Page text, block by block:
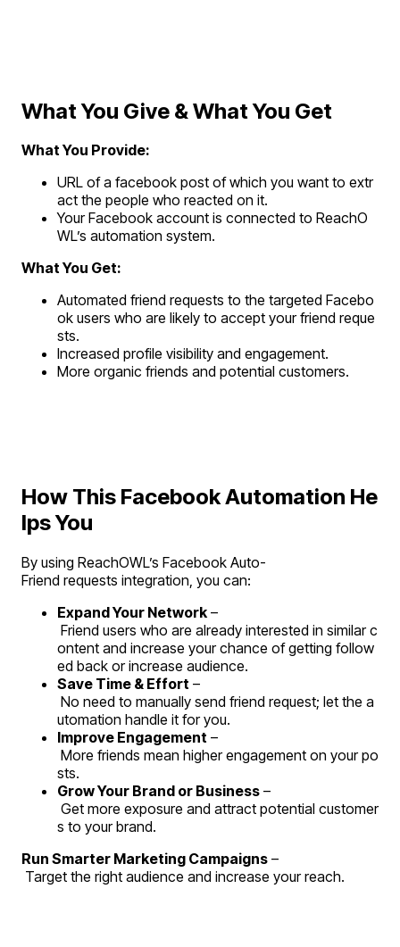
What You Give & What You Get
What You Provide:
URL of a facebook post of which you want to extr
act the people who reacted on it.
Your Facebook account is connected to ReachO
WL’s automation system.
What You Get:
Automated friend requests to the targeted Facebo
ok users who are likely to accept your friend reque
sts.
Increased profile visibility and engagement.
More organic friends and potential customers.
How This Facebook Automation He
lps You
By using ReachOWL’s Facebook Auto-
Friend requests integration, you can:
Expand Your Network –
Friend users who are already interested in similar c
ontent and increase your chance of getting follow
ed back or increase audience.
Save Time & Effort –
No need to manually send friend request; let the a
utomation handle it for you.
Improve Engagement –
More friends mean higher engagement on your po
sts.
Grow Your Brand or Business –
Get more exposure and attract potential customer
s to your brand.
Run Smarter Marketing Campaigns –
Target the right audience and increase your reach.